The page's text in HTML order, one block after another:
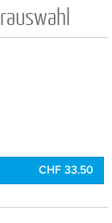
CHF 33.50